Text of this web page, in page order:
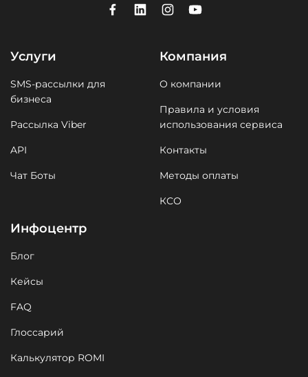
Услуги
SMS-рассылки для
бизнеса
Рассылка Viber
API
Чат Боты
Компания
О компании
Правила и условия
использования сервиса
Контакты
Методы оплаты
КСО
Инфоцентр
Блог
Кейсы
FAQ
Глоссарий
Калькулятор ROMI